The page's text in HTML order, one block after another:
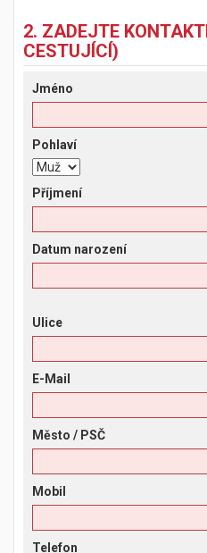
2. ZADEJTE
CESTUJÍCÍ)
Jméno
Pohlaví
Příjmení
Datum narození
Ulice
E-Mail
Město / PSČ
Mobil
Telefon